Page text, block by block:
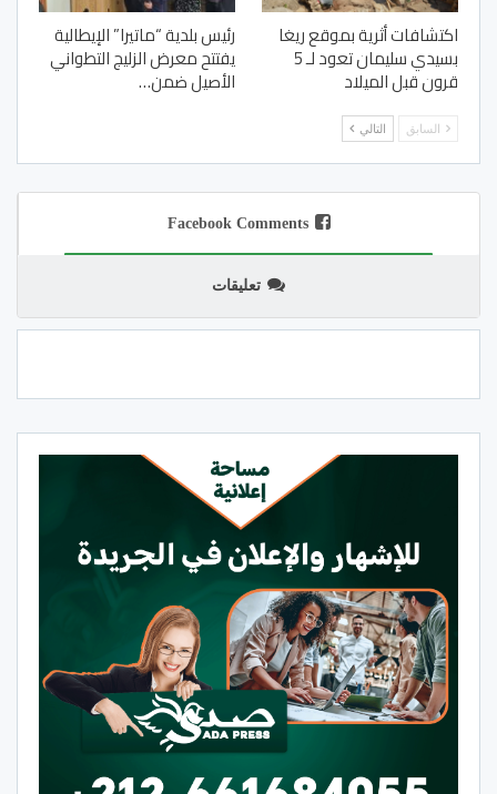
اكتشافات أثرية بموقع ريغا
بسيدي سليمان تعود لـ 5
قرون قبل الميلاد
رئيس بلدية “ماتيرا” الإيطالية
يفتتح معرض الزليج التطواني
الأصيل ضمن…
السابق التالي
Facebook Comments
تعليقات